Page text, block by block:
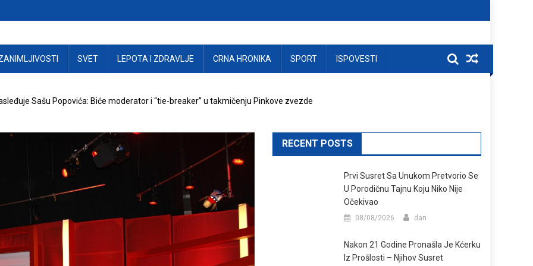
SVET LEPOTA I ZDRAVLJE CRNA HRONIKA SPORT ISPOVESTI
Sašu Popovića: Biće moderator i “tie-breaker” u takmičenju Pinkove zvezde
RECENT POSTS
Prvi Susret Sa Unukom Pretvorio Se
U Porodičnu Tajnu Koju Niko Nije
Očekivao
08/08/2026 dan
Nakon 21 Godine Pronašla Je Kćerku
Iz Prošlosti – Njihov Susret